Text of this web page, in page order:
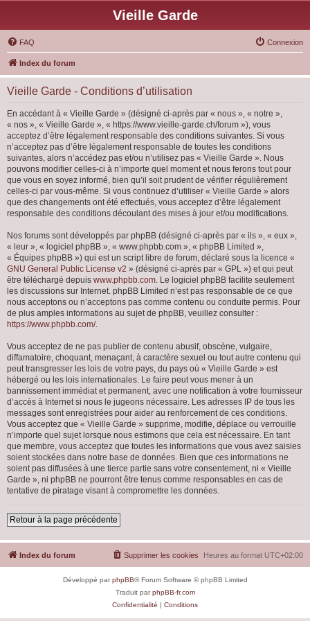
Vieille Garde
FAQ Connexion
Index du forum
Vieille Garde - Conditions d’utilisation
En accédant à « Vieille Garde » (désigné ci-après par « nous », « notre »,
« nos », « Vieille Garde », « https://www.vieille-garde.ch/forum »), vous
acceptez d’être légalement responsable des conditions suivantes. Si vous
n’acceptez pas d’être légalement responsable de toutes les conditions
suivantes, alors n’accédez pas et/ou n’utilisez pas « Vieille Garde ». Nous
pouvons modifier celles-ci à n’importe quel moment et nous ferons tout pour
que vous en soyez informé, bien qu’il soit prudent de vérifier régulièrement
celles-ci par vous-même. Si vous continuez d’utiliser « Vieille Garde » alors
que des changements ont été effectués, vous acceptez d’être légalement
responsable des conditions découlant des mises à jour et/ou modifications.
Nos forums sont développés par phpBB (désigné ci-après par « ils », « eux »,
« leur », « logiciel phpBB », « www.phpbb.com », « phpBB Limited »,
« Équipes phpBB ») qui est un script libre de forum, déclaré sous la licence «
GNU General Public License v2 » (désigné ci-après par « GPL ») et qui peut
être téléchargé depuis www.phpbb.com. Le logiciel phpBB facilite seulement
les discussions sur Internet. phpBB Limited n’est pas responsable de ce que
nous acceptons ou n’acceptons pas comme contenu ou conduite permis. Pour
de plus amples informations au sujet de phpBB, veuillez consulter :
https://www.phpbb.com/.
Vous acceptez de ne pas publier de contenu abusif, obscène, vulgaire,
diffamatoire, choquant, menaçant, à caractère sexuel ou tout autre contenu qui
peut transgresser les lois de votre pays, du pays où « Vieille Garde » est
hébergé ou les lois internationales. Le faire peut vous mener à un
bannissement immédiat et permanent, avec une notification à votre fournisseur
d’accès à Internet si nous le jugeons nécessaire. Les adresses IP de tous les
messages sont enregistrées pour aider au renforcement de ces conditions.
Vous acceptez que « Vieille Garde » supprime, modifie, déplace ou verrouille
n’importe quel sujet lorsque nous estimons que cela est nécessaire. En tant
que membre, vous acceptez que toutes les informations que vous avez saisies
soient stockées dans notre base de données. Bien que ces informations ne
soient pas diffusées à une tierce partie sans votre consentement, ni « Vieille
Garde », ni phpBB ne pourront être tenus comme responsables en cas de
tentative de piratage visant à compromettre les données.
Retour à la page précédente
Index du forum Heures au format UTC+02:00
Supprimer les cookies
Développé parphpBB® Forum Software © phpBB Limited
Traduit parphpBB-fr.com
Confidentialité | Conditions